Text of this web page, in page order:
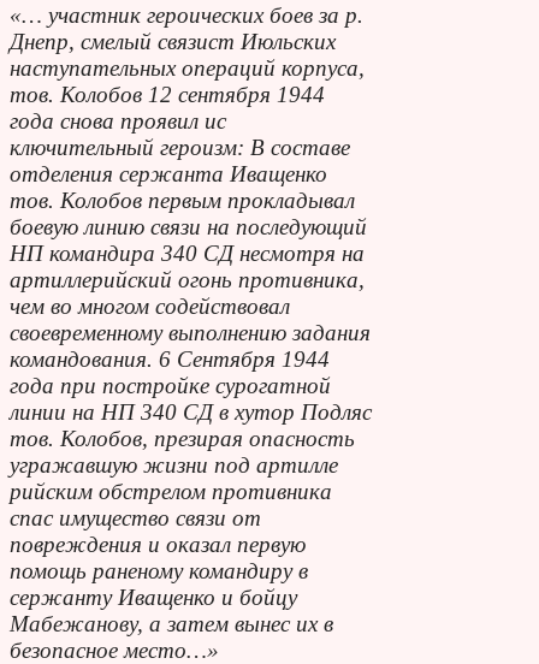
«… участник героических боев за р.
Днепр, смелый связист Июльских
наступательных операций корпуса,
тов. Колобов 12 сентября 1944
года снова проявил ис
ключительный героизм: В составе
отделения сержанта Иващенко
тов. Колобов первым прокладывал
боевую линию связи на последующий
НП командира 340 СД несмотря на
артиллерийский огонь противника,
чем во многом содействовал
своевременному выполнению задания
командования. 6 Сентября 1944
года при постройке сурогатной
линии на НП 340 СД в хутор Подляс
тов. Колобов, презирая опасность
угражавшую жизни под артилле
рийским обстрелом противника
спас имущество связи от
повреждения и оказал первую
помощь раненому командиру в
сержанту Иващенко и бойцу
Мабежанову, а затем вынес их в
безопасное место…»